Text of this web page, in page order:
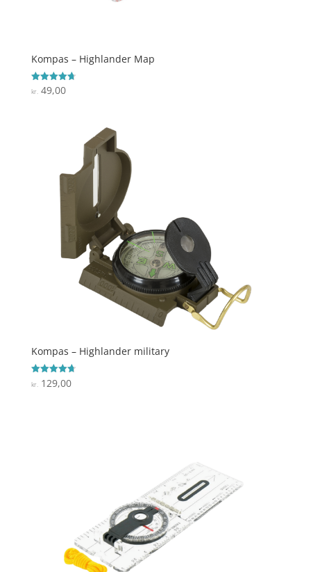
Kompas – Highlander Map
Vurderet
4.7
kr.49,00
Kompas – Highlander military
Vurderet
4.7
kr.129,00